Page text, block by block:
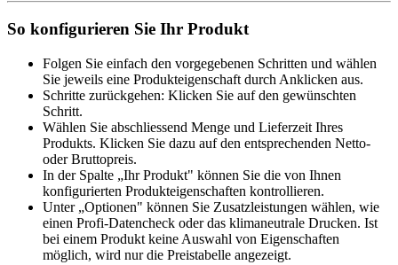
So konfigurieren Sie Ihr Produkt
Folgen Sie einfach den vorgegebenen Schritten und wählen
Sie jeweils eine Produkteigenschaft durch Anklicken aus.
Schritte zurückgehen: Klicken Sie auf den gewünschten
Schritt.
Wählen Sie abschliessend Menge und Lieferzeit Ihres
Produkts. Klicken Sie dazu auf den entsprechenden Netto-
oder Bruttopreis.
In der Spalte „Ihr Produkt" können Sie die von Ihnen
konfigurierten Produkteigenschaften kontrollieren.
Unter „Optionen" können Sie Zusatzleistungen wählen, wie
einen Profi-Datencheck oder das klimaneutrale Drucken. Ist
bei einem Produkt keine Auswahl von Eigenschaften
möglich, wird nur die Preistabelle angezeigt.